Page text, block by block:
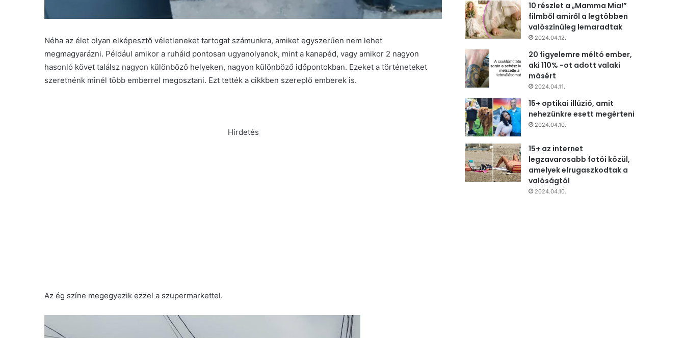
Néha az élet olyan elképesztő véletleneket tartogat számunkra, amiket egyszerűen nem lehet
megmagyarázni. Például amikor a ruháid pontosan ugyanolyanok, mint a kanapéd, vagy amikor 2 nagyon
hasonló követ találsz nagyon különböző helyeken, nagyon különböző időpontokban. Ezeket a történeteket
szeretnénk minél több emberrel megosztani. Ezt tették a cikkben szereplő emberek is.
Hirdetés
Az ég színe megegyezik ezzel a szupermarkettel.
10 részlet a „Mamma Mia!”
filmből amiről a legtöbben
valószínűleg lemaradtak
2024.04.12.
20 figyelemre méltó ember,
aki 110% -ot adott valaki
másért
2024.04.11.
15+ optikai illúzió, amit
nehezünkre esett megérteni
2024.04.10.
15+ az internet
legzavarosabb fotói közül,
amelyek elrugaszkodtak a
valóságtól
2024.04.10.